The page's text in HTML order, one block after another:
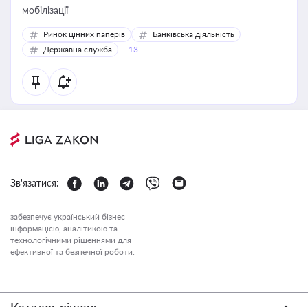
мобілізації
Ринок цінних паперів
Банківська діяльність
Державна служба
+13
Зв'язатися:
забезпечує український бізнес
інформацією, аналітикою та
технологічними рішеннями для
ефективної та безпечної роботи.